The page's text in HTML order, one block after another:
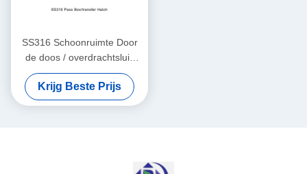
SS316 Schoonruimte Door
de doos / overdrachtsluis
zonder filtratie
Krijg Beste Prijs